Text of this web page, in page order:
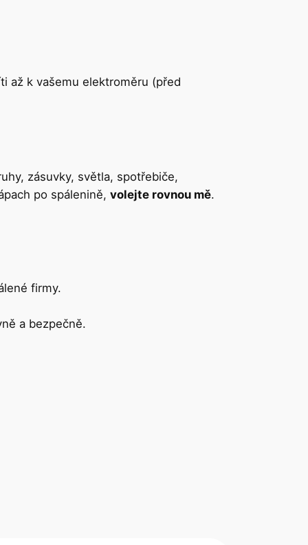
až k vašemu elektroměru (před
zásuvky, světla, spotřebiče,
po spálenině, volejte rovnou mě.
firmy.
a bezpečně.